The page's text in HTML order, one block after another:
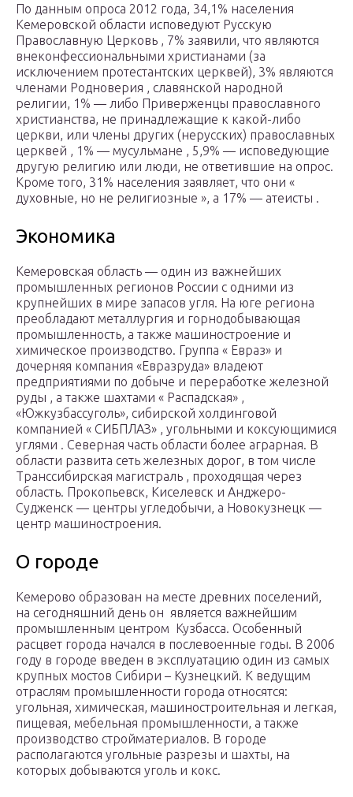
По данным опроса 2012 года, 34,1% населения
Кемеровской области исповедуют Русскую
Православную Церковь , 7% заявили, что являются
внеконфессиональными христианами (за
исключением протестантских церквей), 3% являются
членами Родноверия , славянской народной
религии, 1% — либо Приверженцы православного
христианства, не принадлежащие к какой-либо
церкви, или члены других (нерусских) православных
церквей , 1% — мусульмане , 5,9% — исповедующие
другую религию или люди, не ответившие на опрос.
Кроме того, 31% населения заявляет, что они «
духовные, но не религиозные », а 17% — атеисты .
Экономика
Кемеровская область — один из важнейших
промышленных регионов России с одними из
крупнейших в мире запасов угля. На юге региона
преобладают металлургия и горнодобывающая
промышленность, а также машиностроение и
химическое производство. Группа « Евраз» и
дочерняя компания «Евразруда» владеют
предприятиями по добыче и переработке железной
руды , а также шахтами « Распадская» ,
«Южкузбассуголь», сибирской холдинговой
компанией « СИБПЛАЗ» , угольными и коксующимися
углями . Северная часть области более аграрная. В
области развита сеть железных дорог, в том числе
Транссибирская магистраль , проходящая через
область. Прокопьевск, Киселевск и Анджеро-
Судженск — центры угледобычи, а Новокузнецк —
центр машиностроения.
О городе
Кемерово образован на месте древних поселений,
на сегодняшний день он является важнейшим
промышленным центром Кузбасса. Особенный
расцвет города начался в послевоенные годы. В 2006
году в городе введен в эксплуатацию один из самых
крупных мостов Сибири – Кузнецкий. К ведущим
отраслям промышленности города относятся:
угольная, химическая, машиностроительная и легкая,
пищевая, мебельная промышленности, а также
производство стройматериалов. В городе
располагаются угольные разрезы и шахты, на
которых добываются уголь и кокс.